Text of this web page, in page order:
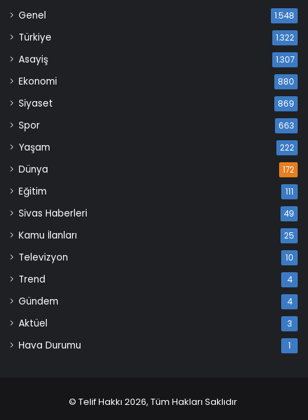
Genel 1.548
Türkiye 1.322
Asayiş 1.307
Ekonomi 880
Siyaset 869
Spor 663
Yaşam 222
Dünya 172
Eğitim 111
Sivas Haberleri 49
Kamu İlanları 25
Televizyon 10
Trend 4
Gündem 4
Aktüel 3
Hava Durumu 1
© Telif Hakkı 2026, Tüm Hakları Saklıdır